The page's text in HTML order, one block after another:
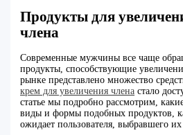
Продукты для
члена
Современные мужчины все чаще
продукты, способствующие
рынке представлено множество
крем для увеличения члена стало
статье мы подробно рассмотрим,
виды и формы подобных продуктов,
ожидает пользователя, выбравшего